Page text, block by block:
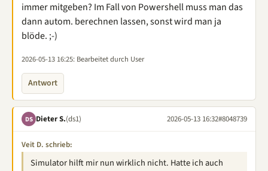
immer mitgeben? Im Fall von Powershell muss man das
dann autom. berechnen lassen, sonst wird man ja
blöde. ;-)
2026-05-13 16:25: Bearbeitet durch User
Antwort
DS Dieter S.(ds1) 2026-05-13 16:32#8048739
Veit D. schrieb:
Simulator hilft mir nun wirklich nicht. Hatte ich auch